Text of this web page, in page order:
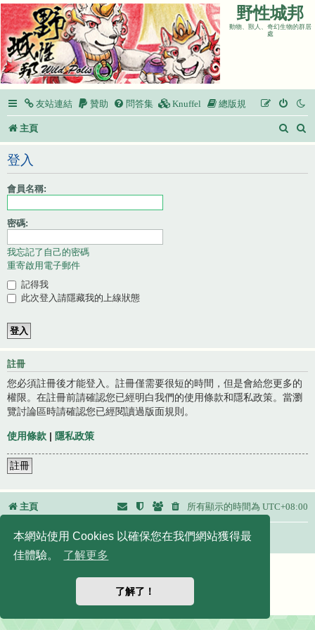
本網站使用 Cookies 以確保您在我們網站獲得最
佳體驗。
了解更多
了解了！
野性城邦
動物、獸人、奇幻生物的群居
處
友站連結 贊助 問答集 Knuffel 總版規
主頁
搜
登入
會員名稱:
密碼:
我忘記了自己的密碼
重寄啟用電子郵件
記得我
此次登入請隱藏我的上線狀態
註冊
您必須註冊後才能登入。註冊僅需要很短的時間，但是會給您更多的
權限。在註冊前請確認您已經明白我們的使用條款和隱私政策。當瀏
覽討論區時請確認您已經閱讀過版面規則。
使用條款 | 隱私政策
註冊
主頁 所有顯示的時間為 UTC+08:00
友站連結：
正體中文語系由竹貓星球維護製作
默認頭像擴展© 2017, 2018 - 3Di